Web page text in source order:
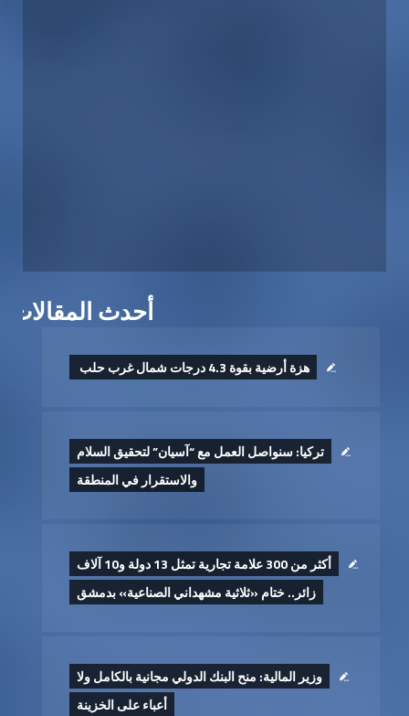
أحدث المقالات
هزة أرضية بقوة 4.3 درجات شمال غرب حلب ‏
تركيا: سنواصل العمل مع “آسيان” لتحقيق السلام
والاستقرار في المنطقة
أكثر من 300 علامة تجارية تمثل 13 دولة و10 آلاف
زائر.. ختام «ثلاثية مشهداني الصناعية» بدمشق
وزير المالية: منح البنك الدولي مجانية بالكامل ولا
أعباء على الخزينة